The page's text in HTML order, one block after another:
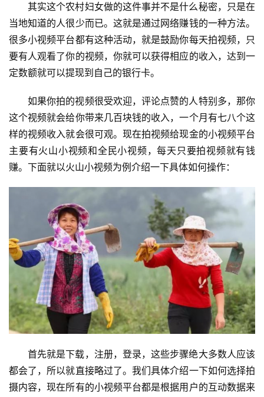
其实这个农村妇女做的这件事并不是什么秘密，只是在
当地知道的人很少而已。这就是通过网络赚钱的一种方法。
很多小视频平台都有这种活动，就是鼓励你每天拍视频，只
要有人观看了你的视频，你就可以获得相应的收入，达到一
定数额就可以提现到自己的银行卡。
如果你拍的视频很受欢迎，评论点赞的人特别多，那你
这个视频就会给你带来几百块钱的收入，一个月有七八个这
样的视频收入就会很可观。现在拍视频给现金的小视频平台
主要有火山小视频和全民小视频，每天只要拍视频就有钱
赚。下面就以火山小视频为例介绍一下具体如何操作：
首先就是下载，注册，登录，这些步骤绝大多数人应该
都会了，所以就直接略过了。我们具体介绍一下如何选择拍
摄内容，现在所有的小视频平台都是根据用户的互动数据来